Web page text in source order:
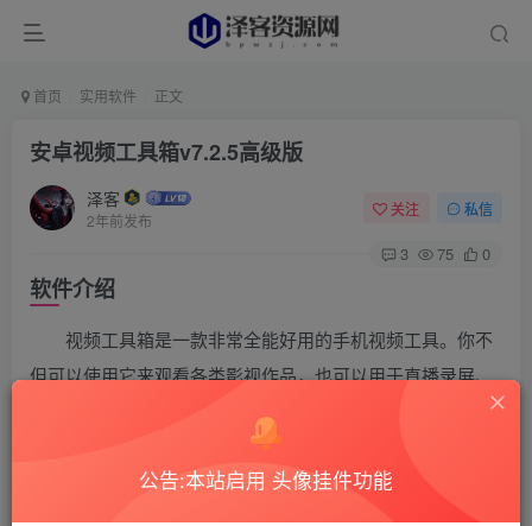
首页 实用软件 正文
安卓视频工具箱v7.2.5高级版
泽客
2年前发布
关注 私信
3 75 0
软件介绍
视频工具箱是一款非常全能好用的手机视频工具。你不
但可以使用它来观看各类影视作品，也可以用于直播录屏、
视、图片、相册制作等诸多功能满足你的各种需求。
公告:本站启用 头像挂件功能